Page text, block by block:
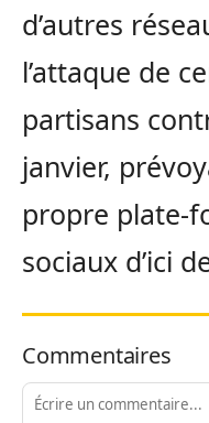
d’autres
l’attaque de
partisans
janvier,
propre plate-
sociaux d’ici
Commentaires